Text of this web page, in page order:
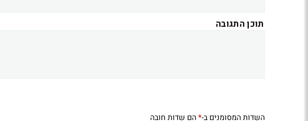
תוכן התגובה
השדות המסומנים ב-*הם שדות חובה